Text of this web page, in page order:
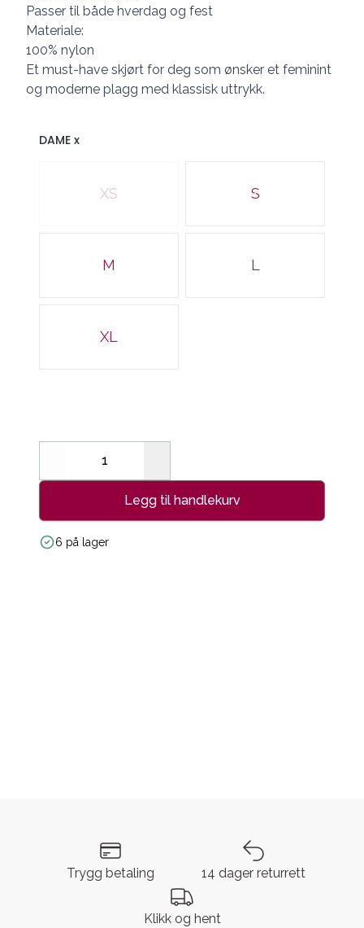
Passer til både hverdag og fest
Materiale:
100% nylon
Et must-have skjørt for deg som ønsker et feminint
og moderne plagg med klassisk uttrykk.
DAME x
XS S
M L
XL
Decrease
Legg til handlekurv
6 på lager
Trygg betaling 14 dager returrett
Klikk og hent